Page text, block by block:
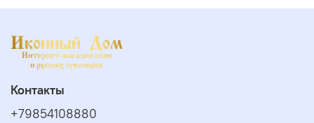
Контакты
+79854108880